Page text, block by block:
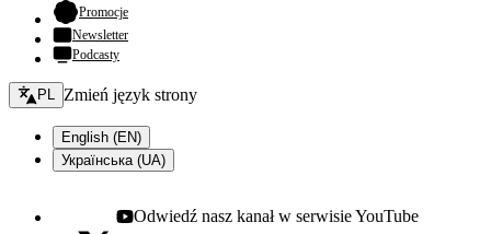
Promocje- otwiera się w nowej karcie
Newsletter
Podcasty
Zmień język - bieżący:
PL Zmień język strony
English (EN)
Українська (UA)
Youtube - otwiera się w nowej karcie
Odwiedź nasz kanał w serwisie YouTube